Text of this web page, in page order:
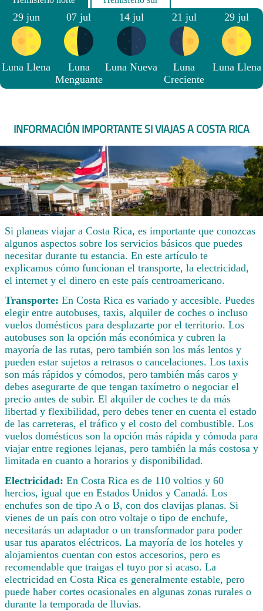
29 jun
Luna Llena
07 jul
Luna
Menguante
14 jul
Luna Nueva
21 jul
Luna
Creciente
29 jul
Luna Llena
INFORMACIÓN IMPORTANTE SI VIAJAS A COSTA RICA
Si planeas viajar a Costa Rica, es importante que conozcas
algunos aspectos sobre los servicios básicos que puedes
necesitar durante tu estancia. En este artículo te
explicamos cómo funcionan el transporte, la electricidad,
el internet y el dinero en este país centroamericano.
Transporte: En Costa Rica es variado y accesible. Puedes
elegir entre autobuses, taxis, alquiler de coches o incluso
vuelos domésticos para desplazarte por el territorio. Los
autobuses son la opción más económica y cubren la
mayoría de las rutas, pero también son los más lentos y
pueden estar sujetos a retrasos o cancelaciones. Los taxis
son más rápidos y cómodos, pero también más caros y
debes asegurarte de que tengan taxímetro o negociar el
precio antes de subir. El alquiler de coches te da más
libertad y flexibilidad, pero debes tener en cuenta el estado
de las carreteras, el tráfico y el costo del combustible. Los
vuelos domésticos son la opción más rápida y cómoda para
viajar entre regiones lejanas, pero también la más costosa y
limitada en cuanto a horarios y disponibilidad.
Electricidad: En Costa Rica es de 110 voltios y 60
hercios, igual que en Estados Unidos y Canadá. Los
enchufes son de tipo A o B, con dos clavijas planas. Si
vienes de un país con otro voltaje o tipo de enchufe,
necesitarás un adaptador o un transformador para poder
usar tus aparatos eléctricos. La mayoría de los hoteles y
alojamientos cuentan con estos accesorios, pero es
recomendable que traigas el tuyo por si acaso. La
electricidad en Costa Rica es generalmente estable, pero
puede haber cortes ocasionales en algunas zonas rurales o
durante la temporada de lluvias.